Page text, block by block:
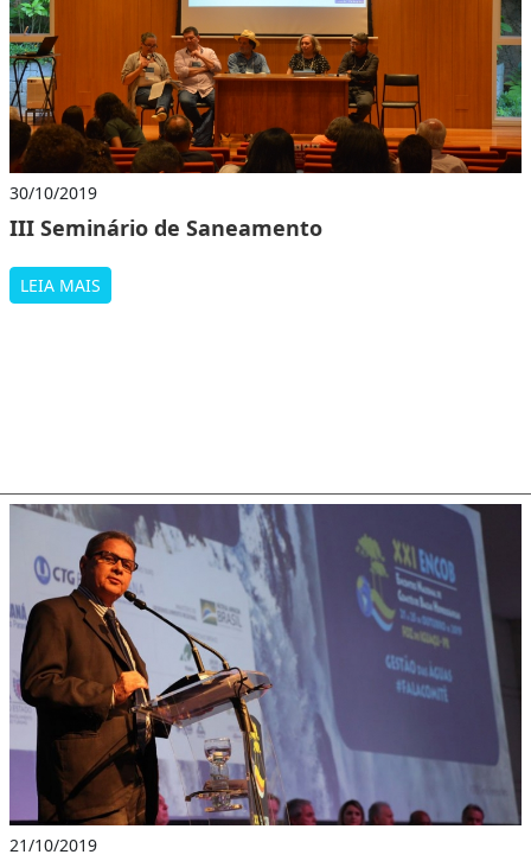
30/10/2019
III Seminário de Saneamento
LEIA MAIS
21/10/2019